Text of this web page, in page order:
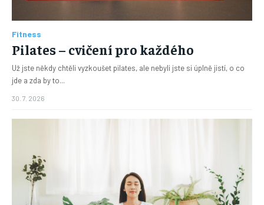
Fitness
Pilates – cvičení pro každého
Už jste někdy chtěli vyzkoušet pilates, ale nebyli jste si úplně jistí, o co
jde a zda by to...
30. 7. 2026